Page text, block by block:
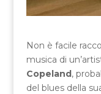
Non è facile
musica di
Copeland,
del blues della